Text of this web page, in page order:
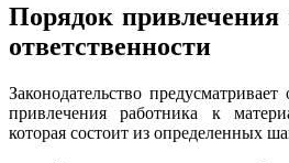
Порядок привлечения
ответственности
Законодательство
привлечения работника к
которая состоит из определенных